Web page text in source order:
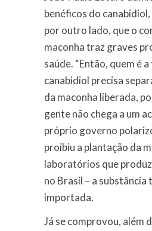
benéficos do
por outro lado, que o
maconha traz graves
saúde. “Então, quem é
canabidiol precisa
da maconha liberada,
gente não chega a um
próprio governo
proibiu a plantação da
laboratórios que
no Brasil – a substância
importada.
Já se comprovou, além